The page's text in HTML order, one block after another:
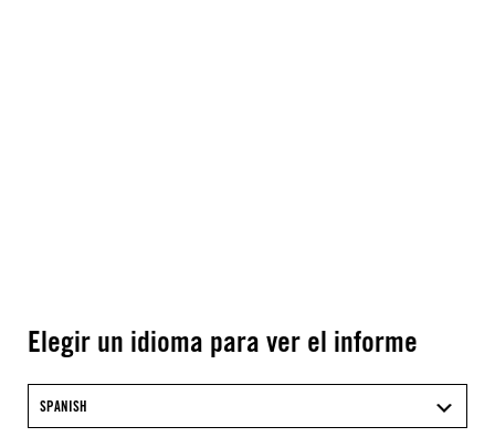
Elegir un idioma para ver el informe
SPANISH